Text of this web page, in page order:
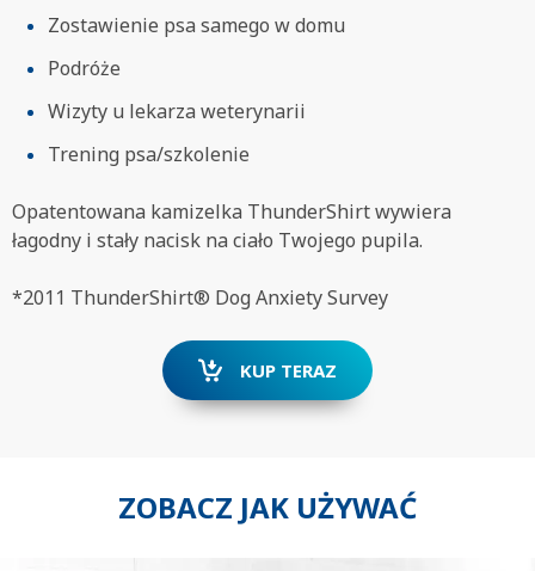
Zostawienie psa samego w domu
Podróże
Wizyty u lekarza weterynarii
Trening psa/szkolenie
Opatentowana kamizelka ThunderShirt wywiera
łagodny i stały nacisk na ciało Twojego pupila.
*2011 ThunderShirt® Dog Anxiety Survey
KUP TERAZ
ZOBACZ JAK UŻYWAĆ